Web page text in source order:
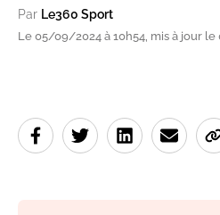
Par Le360 Sport
Le 05/09/2024 à 10h54, mis à jour